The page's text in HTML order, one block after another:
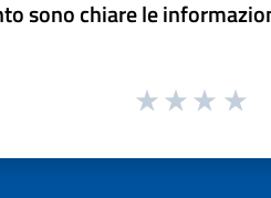
sono chiare le